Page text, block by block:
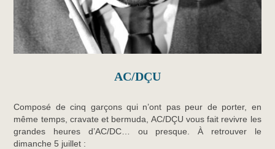
AC/DÇU
Composé de cinq garçons qui n’ont pas peur de porter, en
même temps, cravate et bermuda, AC/DÇU vous fait revivre les
grandes heures d’AC/DC… ou presque. À retrouver le
dimanche 5 juillet :